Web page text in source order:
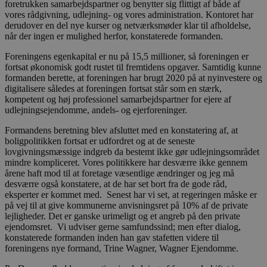
foretrukken samarbejdspartner og benytter sig flittigt af både af
vores rådgivning, udlejning- og vores administration. Kontoret har
derudover en del nye kurser og netværksmøder klar til afholdelse,
når der ingen er mulighed herfor, konstaterede formanden.
Foreningens egenkapital er nu på 15,5 millioner, så foreningen er
fortsat økonomisk godt rustet til fremtidens opgaver. Samtidig kunne
formanden berette, at foreningen har brugt 2020 på at nyinvestere og
digitalisere således at foreningen fortsat står som en stærk,
kompetent og høj professionel samarbejdspartner for ejere af
udlejningsejendomme, andels- og ejerforeninger.
Formandens beretning blev afsluttet med en konstatering af, at
boligpolitikken fortsat er udfordret og at de seneste
lovgivningsmæssige indgreb da bestemt ikke gør udlejningsområdet
mindre kompliceret. Vores politikkere har desværre ikke gennem
årene haft mod til at foretage væsentlige ændringer og jeg må
desværre også konstatere, at de har set bort fra de gode råd,
eksperter er kommet med. Senest har vi set, at regeringen måske er
på vej til at give kommunerne anvisningsret på 10% af de private
lejligheder. Det er ganske urimeligt og et angreb på den private
ejendomsret. Vi udviser gerne samfundssind; men efter dialog,
konstaterede formanden inden han gav stafetten videre til
foreningens nye formand, Trine Wagner, Wagner Ejendomme.